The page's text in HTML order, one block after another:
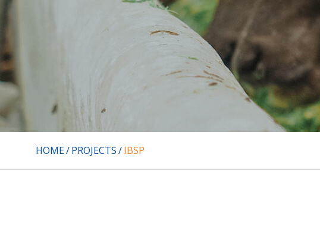
HOME PROJECTS IBSP